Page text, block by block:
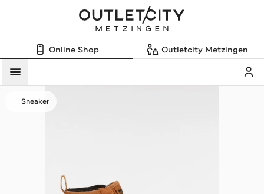
Online Shop Outletcity Metzingen
Menü
Sneaker